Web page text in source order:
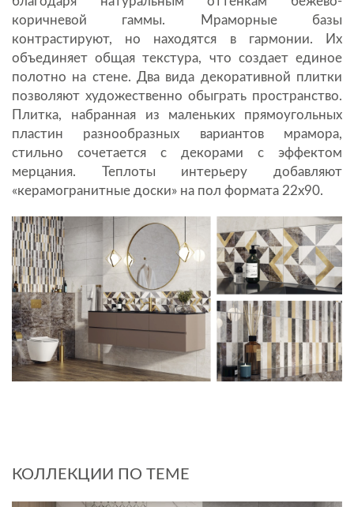
коричневой гаммы. Мраморные базы
контрастируют, но находятся в гармонии. Их
объединяет общая текстура, что создает единое
полотно на стене. Два вида декоративной плитки
позволяют художественно обыграть пространство.
Плитка, набранная из маленьких прямоугольных
пластин разнообразных вариантов мрамора,
стильно сочетается с декорами с эффектом
мерцания. Теплоты интерьеру добавляют
«керамогранитные доски» на пол формата 22х90.
КОЛЛЕКЦИИ ПО ТЕМЕ